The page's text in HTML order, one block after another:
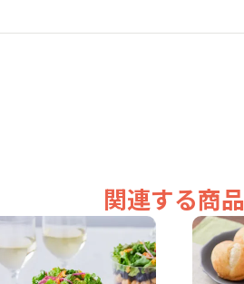
関連する商品